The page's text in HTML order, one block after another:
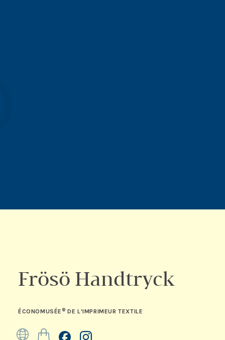
Frösö Handtryck
Site webBoutiqueFacebookInstagram
ÉCONOMUSÉE ® DE L'IMPRIMEUR TEXTILE